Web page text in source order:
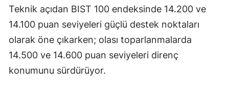
Teknik açıdan BIST 100 endeksinde 14.200 ve
14.100 puan seviyeleri güçlü destek noktaları
olarak öne çıkarken; olası toparlanmalarda
14.500 ve 14.600 puan seviyeleri direnç
konumunu sürdürüyor.